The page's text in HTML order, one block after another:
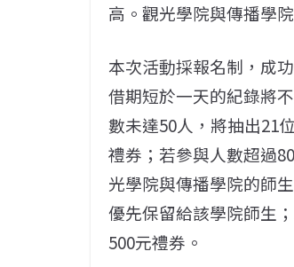
高。觀光學院與傳播學
本次活動採報名制，成
借期短於一天的紀錄將
數未達50人，將抽出21
禮券；若參與人數超過
光學院與傳播學院的師
優先保留給該學院師生
500元禮券。